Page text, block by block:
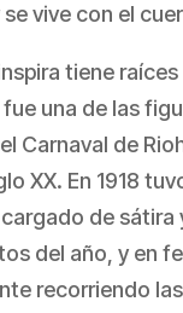
vive con el
tiene
una de las
Carnaval de
XX. En 1918
de sátira
del año, y en
recorriendo